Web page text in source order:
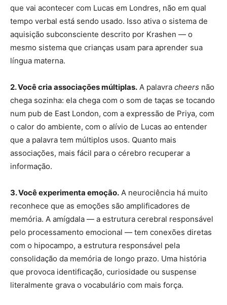
que vai acontecer com Lucas em Londres, não em qual
tempo verbal está sendo usado. Isso ativa o sistema de
aquisição subconsciente descrito por Krashen — o
mesmo sistema que crianças usam para aprender sua
língua materna.
2. Você cria associações múltiplas. A palavra cheers não
chega sozinha: ela chega com o som de taças se tocando
num pub de East London, com a expressão de Priya, com
o calor do ambiente, com o alívio de Lucas ao entender
que a palavra tem múltiplos usos. Quanto mais
associações, mais fácil para o cérebro recuperar a
informação.
3. Você experimenta emoção. A neurociência há muito
reconhece que as emoções são amplificadores de
memória. A amígdala — a estrutura cerebral responsável
pelo processamento emocional — tem conexões diretas
com o hipocampo, a estrutura responsável pela
consolidação da memória de longo prazo. Uma história
que provoca identificação, curiosidade ou suspense
literalmente grava o vocabulário com mais força.